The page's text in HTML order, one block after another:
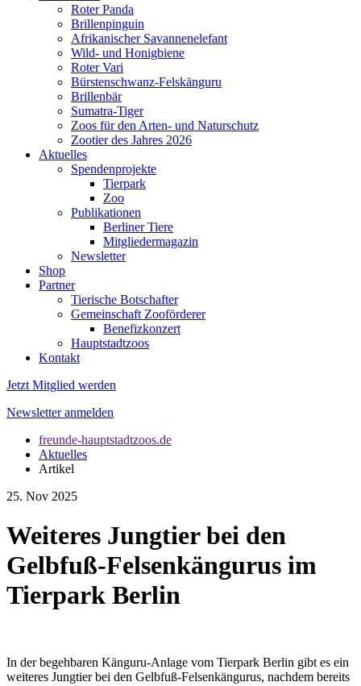
Roter Panda
Brillenpinguin
Afrikanischer Savannenelefant
Wild- und Honigbiene
Roter Vari
Bürstenschwanz-Felskänguru
Brillenbär
Sumatra-Tiger
Zoos für den Arten- und Naturschutz
Zootier des Jahres 2026
Aktuelles
Spendenprojekte
Tierpark
Zoo
Publikationen
Berliner Tiere
Mitgliedermagazin
Newsletter
Shop
Partner
Tierische Botschafter
Gemeinschaft Zooförderer
Benefizkonzert
Hauptstadtzoos
Kontakt
Jetzt Mitglied werden
Newsletter anmelden
freunde-hauptstadtzoos.de
Aktuelles
Artikel
25. Nov 2025
Weiteres Jungtier bei den
Gelbfuß-Felsenkängurus im
Tierpark Berlin
In der begehbaren Känguru-Anlage vom Tierpark Berlin gibt es ein
weiteres Jungtier bei den Gelbfuß-Felsenkängurus, nachdem bereits